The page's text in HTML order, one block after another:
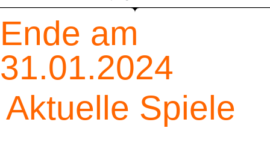
Ende am
31.01.2024
Aktuelle Spiele